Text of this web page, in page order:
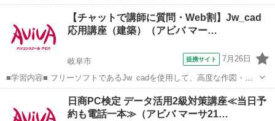
高い人気資格である建築CAD検定試験2級の取得を目指す対策講座で
【チャットで講師に質問・Web割】Jw_cad
応用講座（建築）（アビバ マー…
岐阜市 提携サイト 7月26日
■学習内容■ フリーソフトであるJw_cadを使用して、高度な作図・編
集機能やオプション機能を学習し、機能定着のために建築図面の作図
岐阜市 その他
日商PC検定 データ活用2級対策講座≪当日予
約も電話一本≫（アビバ マーサ21…